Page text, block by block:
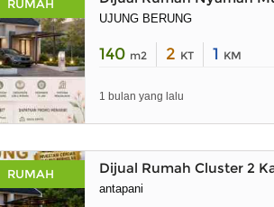
RUMAH
UJUNG BERUNG
140 m2 2 KT 1 KM
1 bulan yang lalu
RUMAH Dijual Rumah Cluster 2
antapani